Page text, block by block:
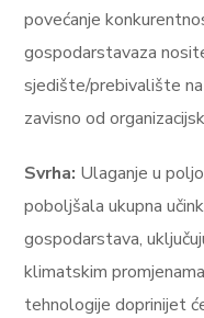
povećanje
gospodarstavaza
sjedište/prebivalište
zavisno od
Svrha: Ulaganje u
poboljšala ukupna
gospodarstava,
klimatskim
tehnologije doprinijet